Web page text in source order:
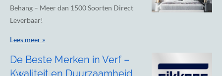
Behang – Meer dan 1500 Soorten Direct
Leverbaar!
Lees meer »
De Beste Merken in Verf –
Kwaliteit en Duurzaamheid